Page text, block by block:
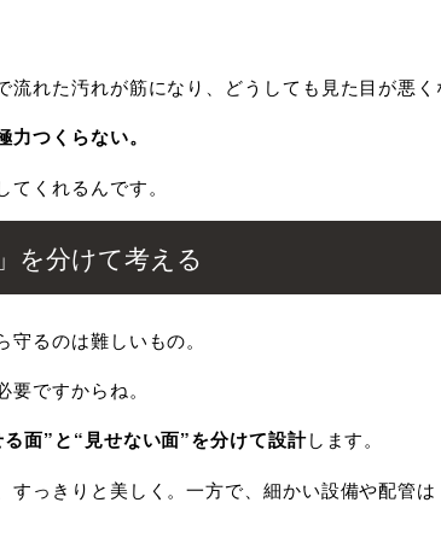
流れた汚れが筋になり、どうしても見た目が悪
つくらない。
くれるんです。
を分けて考える
るのは難しいもの。
ですからね。
る面”と“見せない面”を分けて設計します。
すっきりと美しく。一方で、細かい設備や配管